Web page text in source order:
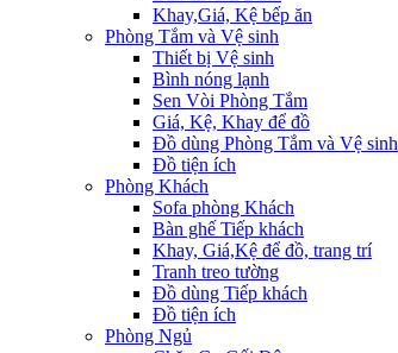
Khay,Giá, Kệ bếp ăn
Phòng Tắm và Vệ sinh
Thiết bị Vệ sinh
Bình nóng lạnh
Sen Vòi Phòng Tắm
Giá, Kệ, Khay để đồ
Đồ dùng Phòng Tắm và Vệ sinh
Đồ tiện ích
Phòng Khách
Sofa phòng Khách
Bàn ghế Tiếp khách
Khay, Giá,Kệ để đồ, trang trí
Tranh treo tường
Đồ dùng Tiếp khách
Đồ tiện ích
Phòng Ngủ